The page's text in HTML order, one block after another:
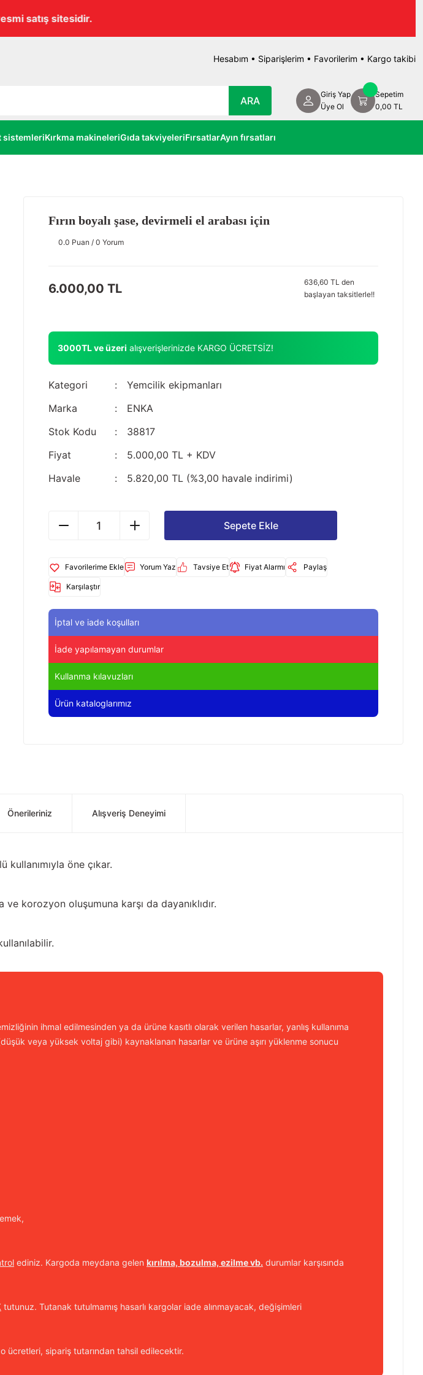
limitsiz %3 EKSTRA İNDİRİM!
Hesabım • Siparişlerim • Favorilerim • Kargo takibi
ARA
Giriş Yap
Üye Ol
Sepetim
0,00 TL
sistemleriKırkma makineleriGıda takviyeleriFırsatlarAyın fırsatları
Fırın boyalı şase, devirmeli el arabası için
0.0 Puan / 0 Yorum
6.000,00 TL
636,60 TL den
başlayan taksitlerle!!
3000TL ve üzeri alışverişlerinizde KARGO ÜCRETSİZ!
Kategori
Yemcilik ekipmanları
Marka
ENKA
Stok Kodu
38817
Fiyat
5.000,00 TL + KDV
Havale
5.820,00 TL (%3,00 havale indirimi)
Sepete Ekle
Yorum Yaz Tavsiye Et Fiyat Alarmı Paylaş
Karşılaştır
İptal ve iade koşulları
İade yapılamayan durumlar
Kullanma kılavuzları
Ürün kataloglarımız
Önerileriniz Alışveriş Deneyimi
kullanımıyla öne çıkar.
ve korozyon oluşumuna karşı da dayanıklıdır.
ihmal edilmesinden ya da ürüne kasıtlı olarak verilen hasarlar, yanlış kullanıma
veya yüksek voltaj gibi) kaynaklanan hasarlar ve ürüne aşırı yüklenme sonucu
ediniz. Kargoda meydana gelen kırılma, bozulma, ezilme vb. durumlar karşısında
tutunuz. Tutanak tutulmamış hasarlı kargolar iade alınmayacak, değişimleri
ücretleri, sipariş tutarından tahsil edilecektir.